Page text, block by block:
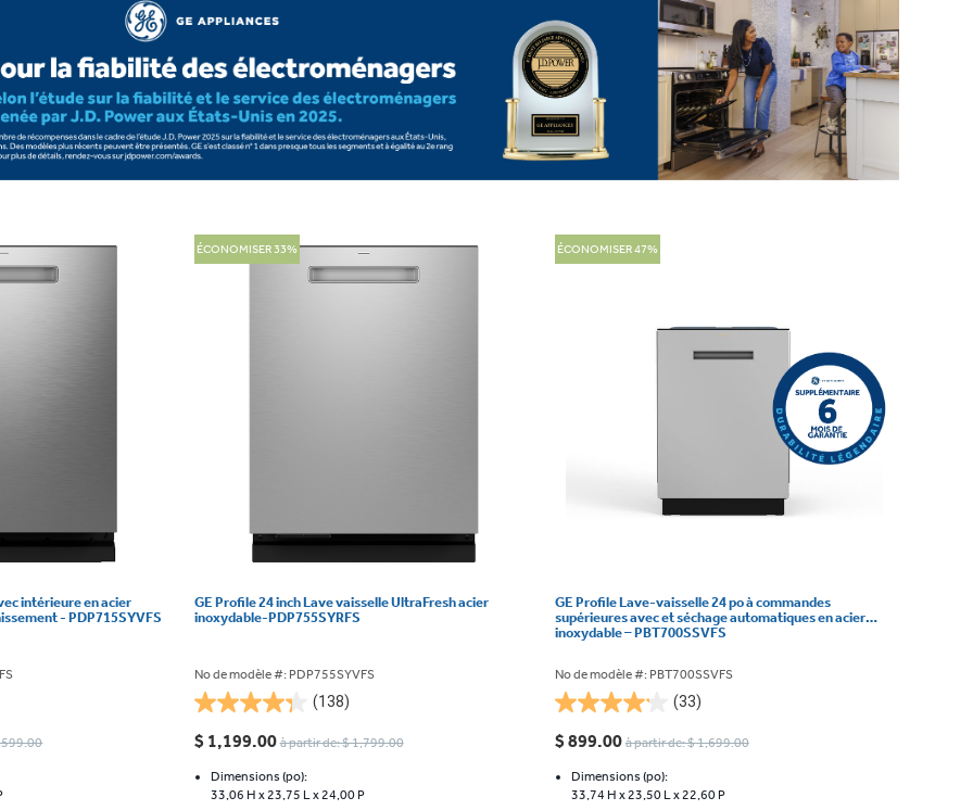
intérieure en acier
- PDP715SYVFS
ÉCONOMISER 33%
GE Profile 24 inch Lave vaisselle UltraFresh acier
inoxydable-PDP755SYRFS
No de modèle #: PDP755SYVFS
(138)
4.3
étoile(s)
5.
138
$ 1,199.00 à partir de: $ 1,799.00
Dimensions (po):
33,06 H x 23,75 L x 24,00 P
ÉCONOMISER 47%
GE Profile Lave-vaisselle 24 po à commandes
supérieures avec et séchage automatiques en acier
inoxydable – PBT700SSVFS
No de modèle #: PBT700SSVFS
(33)
4.2
étoile(s)
5.
33
$ 899.00 à partir de: $ 1,699.00
Dimensions (po):
33,74 H x 23,50 L x 22,60 P